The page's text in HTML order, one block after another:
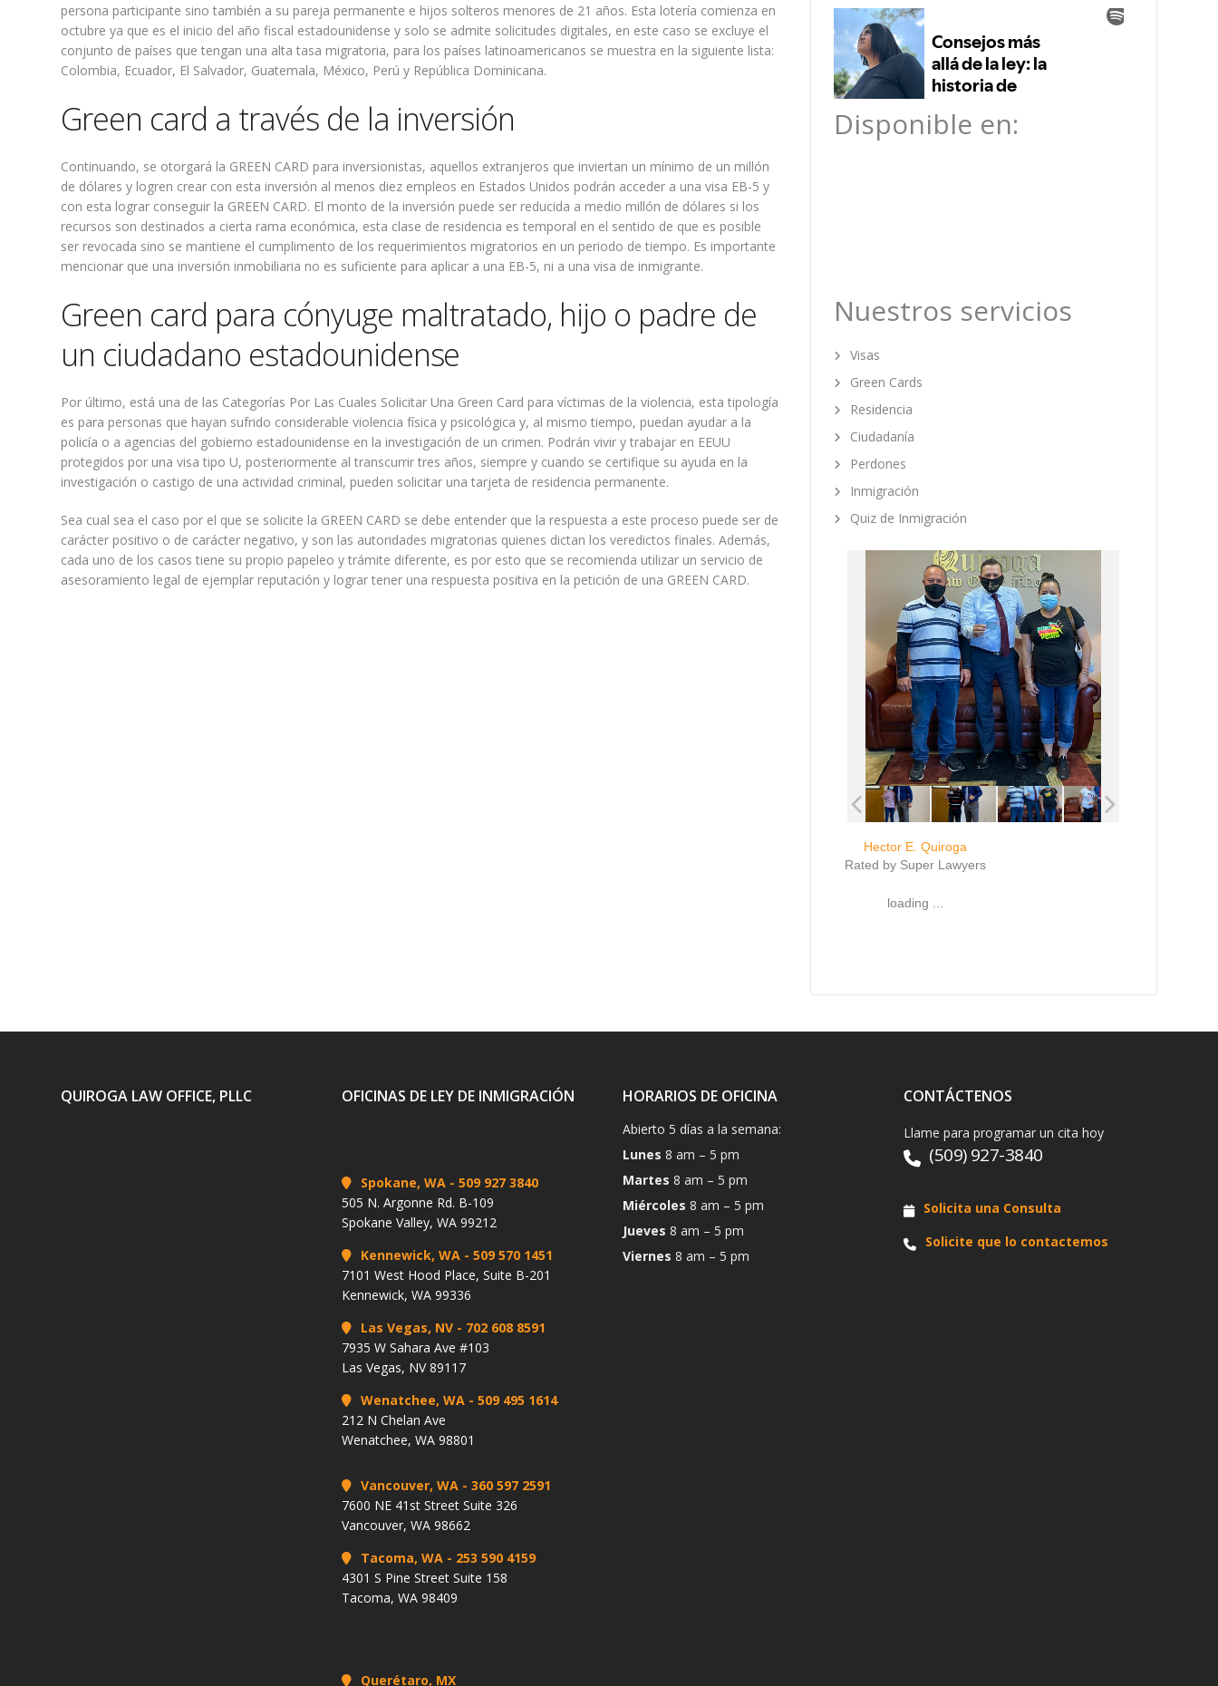
persona participante sino también a su pareja permanente e hijos solteros menores de 21 años. Esta lotería comienza en
octubre ya que es el inicio del año fiscal estadounidense y solo se admite solicitudes digitales, en este caso se excluye el
conjunto de países que tengan una alta tasa migratoria, para los países latinoamericanos se muestra en la siguiente lista:
Colombia, Ecuador, El Salvador, Guatemala, México, Perú y República Dominicana.
Green card a través de la inversión
Continuando, se otorgará la GREEN CARD para inversionistas, aquellos extranjeros que inviertan un mínimo de un millón
de dólares y logren crear con esta inversión al menos diez empleos en Estados Unidos podrán acceder a una visa EB-5 y
con esta lograr conseguir la GREEN CARD. El monto de la inversión puede ser reducida a medio millón de dólares si los
recursos son destinados a cierta rama económica, esta clase de residencia es temporal en el sentido de que es posible
ser revocada sino se mantiene el cumplimento de los requerimientos migratorios en un periodo de tiempo. Es importante
mencionar que una inversión inmobiliaria no es suficiente para aplicar a una EB-5, ni a una visa de inmigrante.
Green card para cónyuge maltratado, hijo o padre de
un ciudadano estadounidense
Por último, está una de las Categorías Por Las Cuales Solicitar Una Green Card para víctimas de la violencia, esta tipología
es para personas que hayan sufrido considerable violencia física y psicológica y, al mismo tiempo, puedan ayudar a la
policía o a agencias del gobierno estadounidense en la investigación de un crimen. Podrán vivir y trabajar en EEUU
protegidos por una visa tipo U, posteriormente al transcurrir tres años, siempre y cuando se certifique su ayuda en la
investigación o castigo de una actividad criminal, pueden solicitar una tarjeta de residencia permanente.
Sea cual sea el caso por el que se solicite la GREEN CARD se debe entender que la respuesta a este proceso puede ser de
carácter positivo o de carácter negativo, y son las autoridades migratorias quienes dictan los veredictos finales. Además,
cada uno de los casos tiene su propio papeleo y trámite diferente, es por esto que se recomienda utilizar un servicio de
asesoramiento legal de ejemplar reputación y lograr tener una respuesta positiva en la petición de una GREEN CARD.
Disponible en:
Nuestros servicios
Visas
Green Cards
Residencia
Ciudadanía
Perdones
Inmigración
Quiz de Inmigración
Hector E. Quiroga
Rated by Super Lawyers
loading ...
QUIROGA LAW OFFICE, PLLC OFICINAS DE LEY DE INMIGRACIÓN
Spokane, WA - 509 927 3840
505 N. Argonne Rd. B-109
Spokane Valley, WA 99212
Kennewick, WA - 509 570 1451
7101 West Hood Place, Suite B-201
Kennewick, WA 99336
Las Vegas, NV - 702 608 8591
7935 W Sahara Ave #103
Las Vegas, NV 89117
Wenatchee, WA - 509 495 1614
212 N Chelan Ave
Wenatchee, WA 98801
Vancouver, WA - 360 597 2591
7600 NE 41st Street Suite 326
Vancouver, WA 98662
Tacoma, WA - 253 590 4159
4301 S Pine Street Suite 158
Tacoma, WA 98409
Querétaro, MX
HORARIOS DE OFICINA
Abierto 5 días a la semana:
Lunes 8 am – 5 pm
Martes 8 am – 5 pm
Miércoles 8 am – 5 pm
Jueves 8 am – 5 pm
Viernes 8 am – 5 pm
CONTÁCTENOS
Llame para programar un cita hoy
(509) 927-3840
Solicita una Consulta
Solicite que lo contactemos